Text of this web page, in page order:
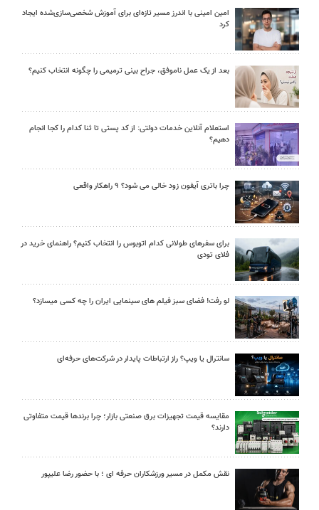
امین امینی با اندرز مسیر تازه‌ای برای آموزش شخصی‌سازی‌شده ایجاد
کرد
بعد از یک عمل ناموفق، جراح بینی ترمیمی را چگونه انتخاب کنیم؟
استعلام آنلاین خدمات دولتی: از کد پستی تا ثنا کدام را کجا انجام
دهیم؟
چرا باتری آیفون زود خالی می شود؟ ۹ راهکار واقعی
برای سفرهای طولانی کدام اتوبوس را انتخاب کنیم؟ راهنمای خرید در
فلای تودی
لو رفت! فضای سبز فیلم های سینمایی ایران را چه کسی میسازد؟
سانترال یا ویپ؟ راز ارتباطات پایدار در شرکت‌های حرفه‌ای
مقایسه قیمت تجهیزات برق صنعتی بازار؛ چرا برندها قیمت متفاوتی
دارند؟
نقش مکمل در مسیر ورزشکاران حرفه ای ؛ با حضور رضا علیپور